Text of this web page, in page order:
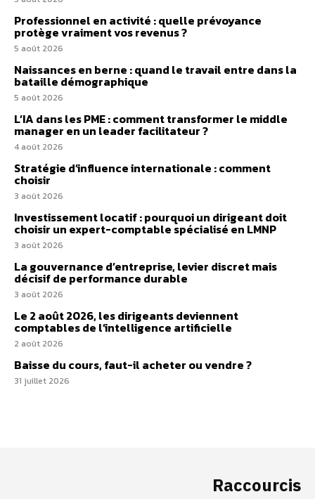
Professionnel en activité : quelle prévoyance
protège vraiment vos revenus ?
5 août 2026
Naissances en berne : quand le travail entre dans la
bataille démographique
5 août 2026
L’IA dans les PME : comment transformer le middle
manager en un leader facilitateur ?
4 août 2026
Stratégie d’influence internationale : comment
choisir
3 août 2026
Investissement locatif : pourquoi un dirigeant doit
choisir un expert-comptable spécialisé en LMNP
3 août 2026
La gouvernance d’entreprise, levier discret mais
décisif de performance durable
3 août 2026
Le 2 août 2026, les dirigeants deviennent
comptables de l’intelligence artificielle
2 août 2026
Baisse du cours, faut-il acheter ou vendre ?
31 juillet 2026
Raccourcis